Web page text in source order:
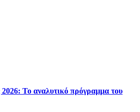
Το αναλυτικό πρόγραμμα του